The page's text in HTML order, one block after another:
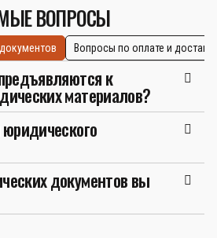
ВОПРОСЫ
Вопросы по оплате и
к
материалов?
документов вы